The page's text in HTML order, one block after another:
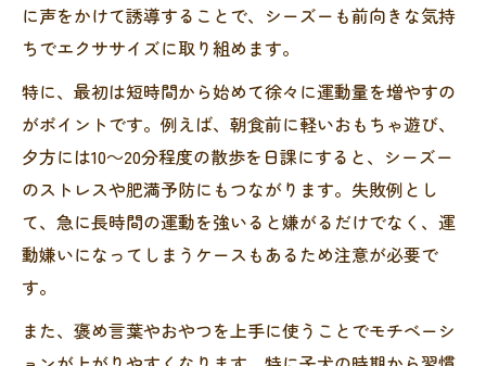
に声をかけて誘導することで、シーズーも前向きな気持
ちでエクササイズに取り組めます。
特に、最初は短時間から始めて徐々に運動量を増やすの
がポイントです。例えば、朝食前に軽いおもちゃ遊び、
夕方には10～20分程度の散歩を日課にすると、シーズー
のストレスや肥満予防にもつながります。失敗例とし
て、急に長時間の運動を強いると嫌がるだけでなく、運
動嫌いになってしまうケースもあるため注意が必要で
す。
また、褒め言葉やおやつを上手に使うことでモチベーシ